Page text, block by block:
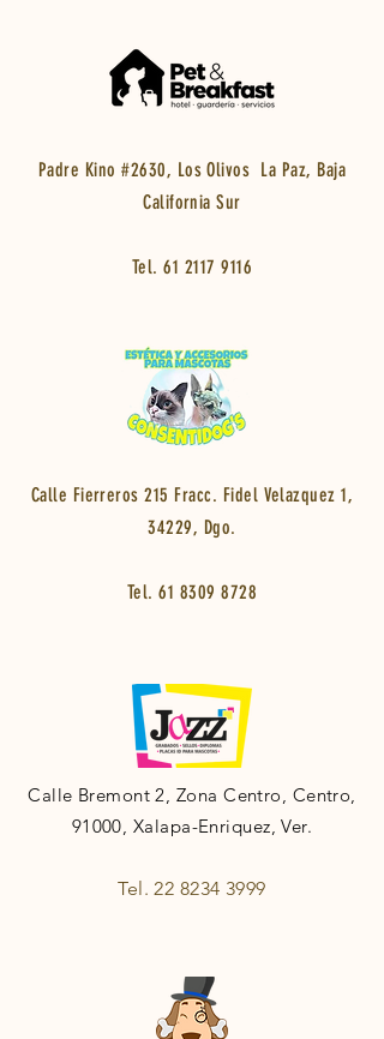
Padre Kino #2630, Los Olivos La Paz, Baja
California Sur
Tel.61 2117 9116
Calle Fierreros 215 Fracc. Fidel Velazquez 1,
34229, Dgo.
Tel.61 8309 8728
Calle Bremont 2, Zona Centro, Centro,
91000, Xalapa-Enriquez, Ver.
Tel.22 8234 3999